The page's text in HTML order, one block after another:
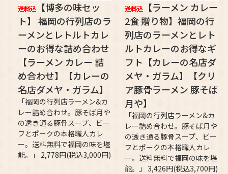
【博多の味セッ
ト】 福岡の行列店のラ
ーメンとレトルトカレ
ーのお得な詰め合わせ
【ラーメン カレー 詰
め合わせ】【カレーの
名店ダメヤ・ガラム】
「福岡の行列店ラーメン&カ
レー詰め合わせ。豚そば月や
の透き通る豚骨スープ、ビー
フとポークの本格職人カレ
ー。送料無料で福岡の味を堪
能。」 2,778円(税込3,000円)
【ラーメン カレー
2食 贈り物】福岡の行
列店のラーメンとレト
ルトカレーのお得なギ
フト【カレーの名店ダ
メヤ・ガラム】【クリ
ア豚骨ラーメン 豚そば
月や】
「福岡の行列店ラーメン&カ
レー詰め合わせ。豚そば月や
の透き通る豚骨スープ、ビー
フとポークの本格職人カレ
ー。送料無料で福岡の味を堪
能。」 3,426円(税込3,700円)